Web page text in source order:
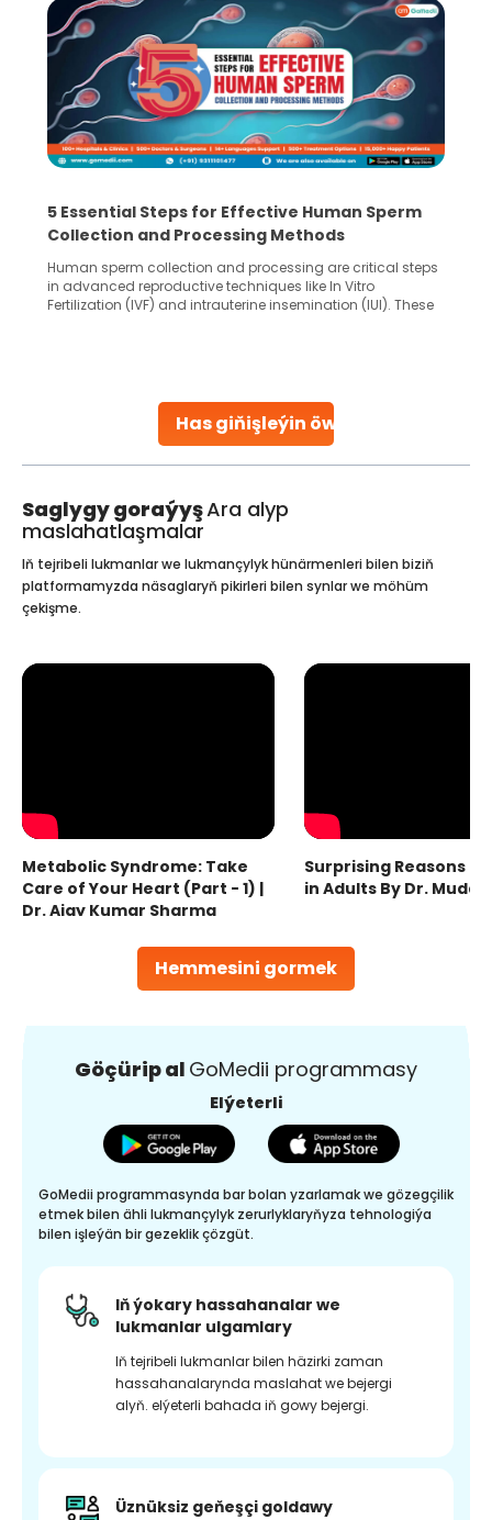
Has giňişleýin öwreniň
5 Essential Steps for Effective Human Sperm
Collection and Processing Methods
Human sperm collection and processing are critical steps
in advanced reproductive techniques like In Vitro
Fertilization (IVF) and intrauterine insemination (IUI). These
collected, they process the
Saglygy goraýyşAra alyp
maslahatlaşmalar
Hemmesini gormek
Iň tejribeli lukmanlar we lukmançylyk hünärmenleri bilen biziň
platformamyzda näsaglaryň pikirleri bilen synlar we möhüm
çekişme.
Metabolic Syndrome: Take
Care of Your Heart (Part - 1) |
Dr. Ajay Kumar Sharma
Surprising Reasons
in Adults By Dr.
Göçürip al GoMedii programmasy
Elýeterli
GoMedii programmasynda bar bolan yzarlamak we gözegçilik
etmek bilen ähli lukmançylyk zerurlyklaryňyza tehnologiýa
bilen işleýän bir gezeklik çözgüt.
Iň ýokary hassahanalar we
lukmanlar ulgamlary
Iň tejribeli lukmanlar bilen häzirki zaman
hassahanalarynda maslahat we bejergi
alyň. elýeterli bahada iň gowy bejergi.
Üznüksiz geňeşçi goldawy